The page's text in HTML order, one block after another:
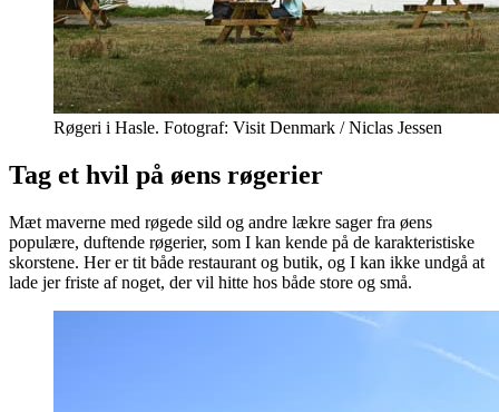
Røgeri i Hasle. Fotograf: Visit Denmark / Niclas Jessen
Tag et hvil på øens røgerier
Mæt maverne med røgede sild og andre lækre sager fra øens
populære, duftende røgerier, som I kan kende på de karakteristiske
skorstene. Her er tit både restaurant og butik, og I kan ikke undgå at
lade jer friste af noget, der vil hitte hos både store og små.